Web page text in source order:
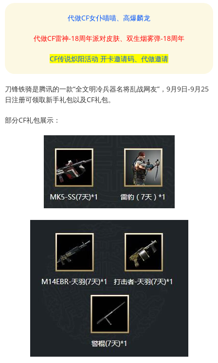
代做CF女仆喵喵、高爆麟龙
代做CF雷神-18周年派对皮肤、双生烟雾弹-18周年
CF传说炽阳活动 开卡邀请码、代做邀请
刀锋铁骑是腾讯的一款“全文明冷兵器名将乱战网友”，9月9日-9月25
日注册可领取新手礼包以及CF礼包。
部分CF礼包展示：